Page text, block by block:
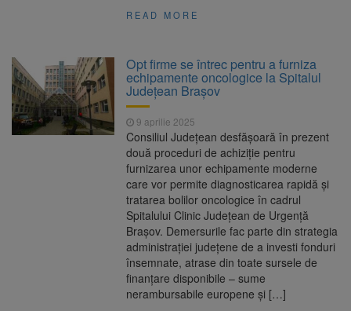
READ MORE
Opt firme se întrec pentru a furniza
echipamente oncologice la Spitalul
Județean Braşov
9 aprilie 2025
Consiliul Judeţean desfăşoară în prezent
două proceduri de achiziţie pentru
furnizarea unor echipamente moderne
care vor permite diagnosticarea rapidă și
tratarea bolilor oncologice în cadrul
Spitalului Clinic Judeţean de Urgenţă
Braşov. Demersurile fac parte din strategia
administraţiei judeţene de a investi fonduri
însemnate, atrase din toate sursele de
finanţare disponibile – sume
nerambursabile europene şi […]